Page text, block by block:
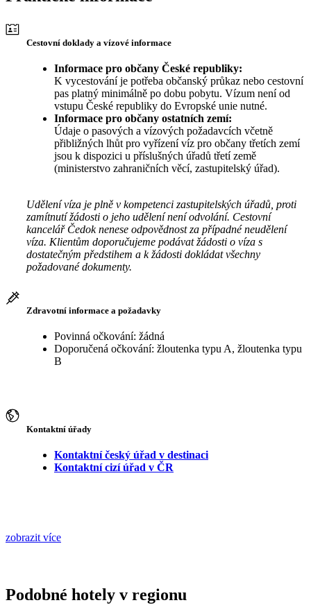
Cestovní doklady a vízové informace
Informace pro občany České republiky:
K vycestování je potřeba občanský průkaz nebo cestovní
pas platný minimálně po dobu pobytu. Vízum není od
vstupu České republiky do Evropské unie nutné.
Informace pro občany ostatních zemí:
Údaje o pasových a vízových požadavcích včetně
přibližných lhůt pro vyřízení víz pro občany třetích zemí
jsou k dispozici u příslušných úřadů třetí země
(ministerstvo zahraničních věcí, zastupitelský úřad).
Udělení víza je plně v kompetenci zastupitelských úřadů, proti
zamítnutí žádosti o jeho udělení není odvolání. Cestovní
kancelář Čedok nenese odpovědnost za případné neudělení
víza. Klientům doporučujeme podávat žádosti o víza s
dostatečným předstihem a k žádosti dokládat všechny
požadované dokumenty.
Zdravotní informace a požadavky
Povinná očkování: žádná
Doporučená očkování: žloutenka typu A, žloutenka typu
B
Kontaktní úřady
Kontaktní český úřad v destinaci
Kontaktní cizí úřad v ČR
zobrazit více
Podobné hotely v regionu